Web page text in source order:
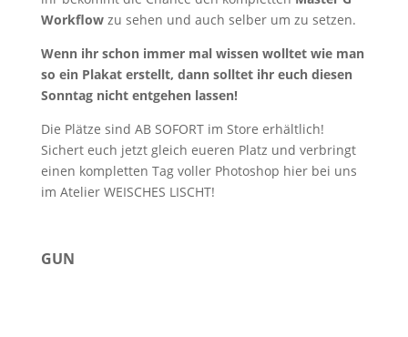
Workflowzu sehen und auch selber um zu setzen.
Wenn ihr schon immer mal wissen wolltet wie man
so ein Plakat erstellt, dann solltet ihr euch diesen
Sonntag nicht entgehen lassen!
Die Plätze sind AB SOFORT im Store erhältlich!
Sichert euch jetzt gleich eueren Platz und verbringt
einen kompletten Tag voller Photoshop hier bei uns
im Atelier WEISCHES LISCHT!
GUN